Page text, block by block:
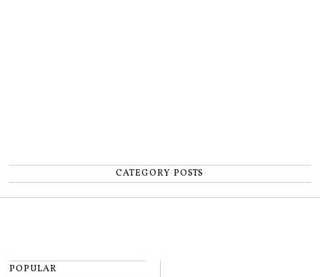
CATEGORY POSTS
POPULAR